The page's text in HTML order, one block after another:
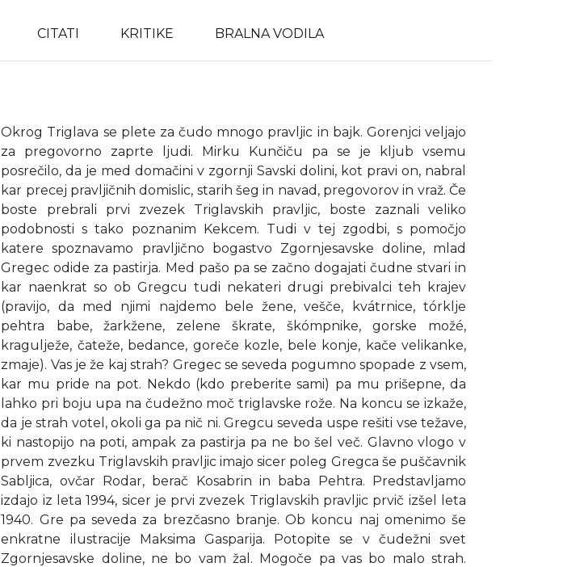
CITATI KRITIKE BRALNA VODILA
Okrog Triglava se plete za čudo mnogo pravljic in bajk. Gorenjci veljajo
za pregovorno zaprte ljudi. Mirku Kunčiču pa se je kljub vsemu
posrečilo, da je med domačini v zgornji Savski dolini, kot pravi on, nabral
kar precej pravljičnih domislic, starih šeg in navad, pregovorov in vraž. Če
boste prebrali prvi zvezek Triglavskih pravljic, boste zaznali veliko
podobnosti s tako poznanim Kekcem. Tudi v tej zgodbi, s pomočjo
katere spoznavamo pravljično bogastvo Zgornjesavske doline, mlad
Gregec odide za pastirja. Med pašo pa se začno dogajati čudne stvari in
kar naenkrat so ob Gregcu tudi nekateri drugi prebivalci teh krajev
(pravijo, da med njimi najdemo bele žene, vešče, kvátrnice, tórklje
pehtra babe, žarkžene, zelene škrate, škómpnike, gorske možé,
kragulježe, čateže, bedance, goreče kozle, bele konje, kače velikanke,
zmaje). Vas je že kaj strah? Gregec se seveda pogumno spopade z vsem,
kar mu pride na pot. Nekdo (kdo preberite sami) pa mu prišepne, da
lahko pri boju upa na čudežno moč triglavske rože. Na koncu se izkaže,
da je strah votel, okoli ga pa nič ni. Gregcu seveda uspe rešiti vse težave,
ki nastopijo na poti, ampak za pastirja pa ne bo šel več. Glavno vlogo v
prvem zvezku Triglavskih pravljic imajo sicer poleg Gregca še puščavnik
Sabljica, ovčar Rodar, berač Kosabrin in baba Pehtra. Predstavljamo
izdajo iz leta 1994, sicer je prvi zvezek Triglavskih pravljic prvič izšel leta
1940. Gre pa seveda za brezčasno branje. Ob koncu naj omenimo še
enkratne ilustracije Maksima Gasparija. Potopite se v čudežni svet
Zgornjesavske doline, ne bo vam žal. Mogoče pa vas bo malo strah.